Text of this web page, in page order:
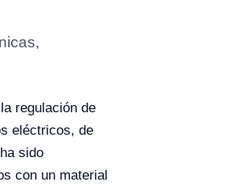
regulación de
eléctricos, de
sido
con un material